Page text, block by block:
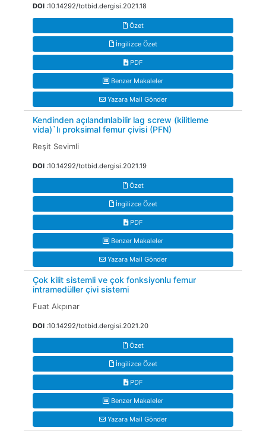
DOI :10.14292/totbid.dergisi.2021.18
Özet
İngilizce Özet
PDF
Benzer Makaleler
Yazara Mail Gönder
Kendinden açılandırılabilir lag screw (kilitleme
vida)`lı proksimal femur çivisi (PFN)
Reşit Sevimli
DOI :10.14292/totbid.dergisi.2021.19
Özet
İngilizce Özet
PDF
Benzer Makaleler
Yazara Mail Gönder
Çok kilit sistemli ve çok fonksiyonlu femur
intramedüller çivi sistemi
Fuat Akpınar
DOI :10.14292/totbid.dergisi.2021.20
Özet
İngilizce Özet
PDF
Benzer Makaleler
Yazara Mail Gönder